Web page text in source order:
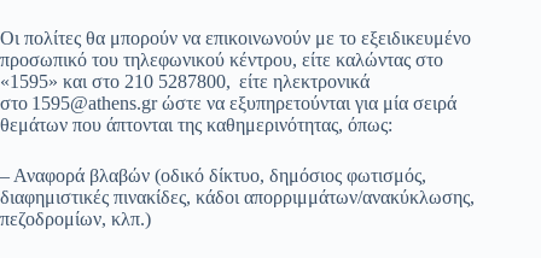
Οι πολίτες θα μπορούν να επικοινωνούν με το εξειδικευμένο
προσωπικό του τηλεφωνικού κέντρου, είτε καλώντας στο
«1595» και στο 210 5287800, είτε ηλεκτρονικά
στο 1595@athens.gr ώστε να εξυπηρετούνται για μία σειρά
θεμάτων που άπτονται της καθημερινότητας, όπως:
– Αναφορά βλαβών (οδικό δίκτυο, δημόσιος φωτισμός,
διαφημιστικές πινακίδες, κάδοι απορριμμάτων/ανακύκλωσης,
πεζοδρομίων, κλπ.)